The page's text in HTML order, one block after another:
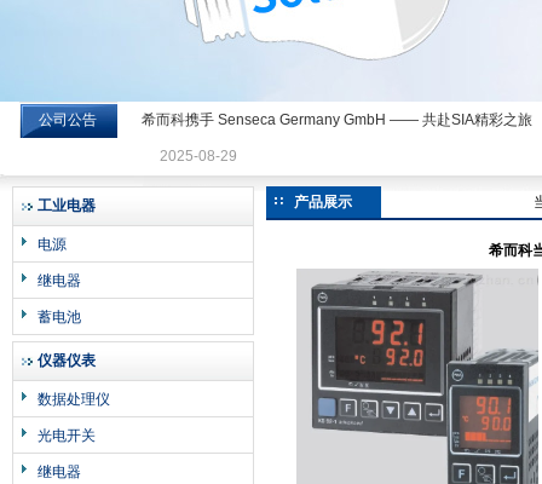
希而科工业控制设备有限公司
公司公告 希而科携手 Senseca Germany GmbH —— 共赴SIA精彩之旅
2025-08-29
工业电器
电源
继电器
蓄电池
仪器仪表
数据处理仪
光电开关
继电器
产品展示
希而科